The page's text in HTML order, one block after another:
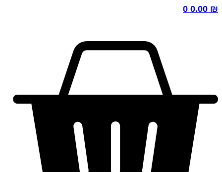
0.00
0